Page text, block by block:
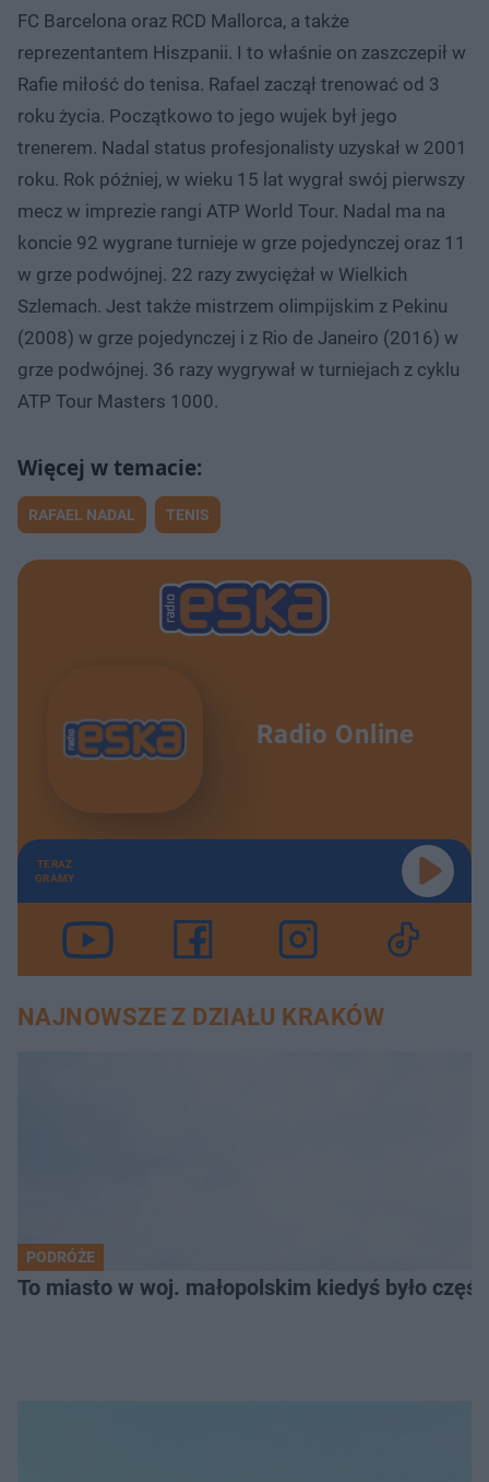
FC Barcelona oraz RCD Mallorca, a także
reprezentantem Hiszpanii. I to właśnie on zaszczepił w
Rafie miłość do tenisa. Rafael zaczął trenować od 3
roku życia. Początkowo to jego wujek był jego
trenerem. Nadal status profesjonalisty uzyskał w 2001
roku. Rok później, w wieku 15 lat wygrał swój pierwszy
mecz w imprezie rangi ATP World Tour. Nadal ma na
koncie 92 wygrane turnieje w grze pojedynczej oraz 11
w grze podwójnej. 22 razy zwyciężał w Wielkich
Szlemach. Jest także mistrzem olimpijskim z Pekinu
(2008) w grze pojedynczej i z Rio de Janeiro (2016) w
grze podwójnej. 36 razy wygrywał w turniejach z cyklu
ATP Tour Masters 1000.
RAFAEL NADAL TENIS
Radio Online
TERAZ
GRAMY
NAJNOWSZE Z DZIAŁU KRAKÓW
PODRÓŻE
To miasto w woj. małopolskim kiedyś było